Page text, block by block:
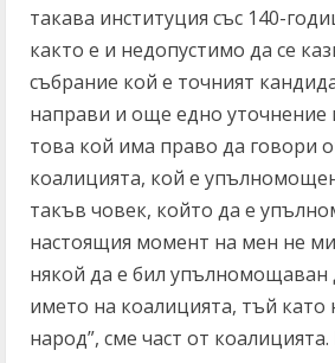
такава институция със 140-
както е и недопустимо да се
събрание кой е точният
направи и още едно уточнение
това кой има право да говори
коалицията, кой е
такъв човек, който да е
настоящия момент на мен не
някой да е бил упълномощаван
името на коалицията, тъй като
народ”, сме част от